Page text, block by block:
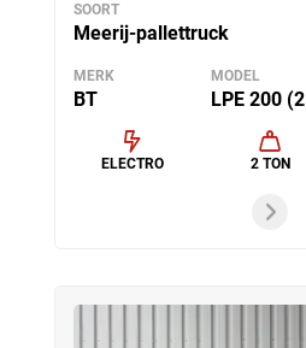
SOORT
Meerij-pallettruck
MERK
BT
MODEL
LPE 200 (2
ELECTRO 2 TON